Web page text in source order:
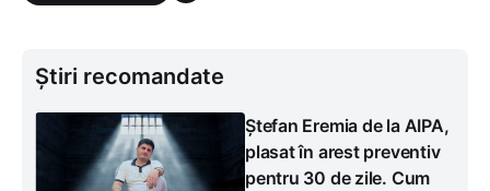
Știri recomandate
Ștefan Eremia de la AIPA,
plasat în arest preventiv
pentru 30 de zile. Cum